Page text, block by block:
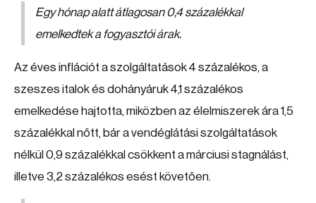
Egy hónap alatt átlagosan 0,4 százalékkal
emelkedtek a fogyasztói árak.
Az éves inflációt a szolgáltatások 4 százalékos, a
szeszes italok és dohányáruk 4,1 százalékos
emelkedése hajtotta, miközben az élelmiszerek ára 1,5
százalékkal nőtt, bár a vendéglátási szolgáltatások
nélkül 0,9 százalékkal csökkent a márciusi stagnálást,
illetve 3,2 százalékos esést követően.